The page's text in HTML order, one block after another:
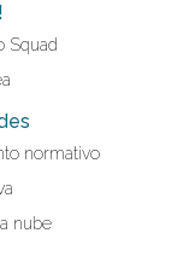
Squad
normativo
nube